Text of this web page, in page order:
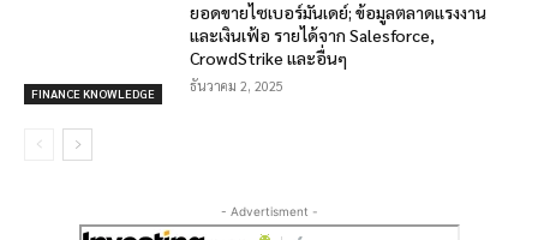
FINANCE KNOWLEDGE
ยอดขายไซเบอร์มันเดย์; ข้อมูลตลาดแรงงาน
และเงินเฟ้อ รายได้จาก Salesforce,
CrowdStrike และอื่นๆ
ธันวาคม 2, 2025
- Advertisment -